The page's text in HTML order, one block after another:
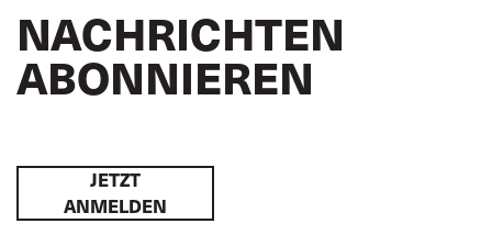
NACHRICHTEN
ABONNIEREN
JETZT
ANMELDEN